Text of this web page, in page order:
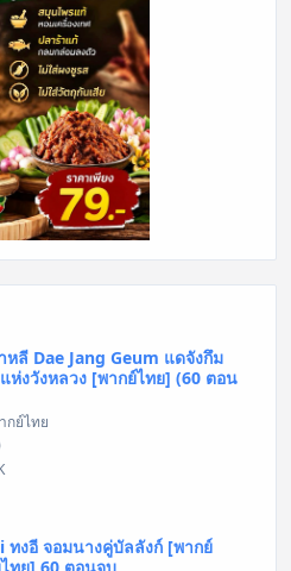
หลี Dae Jang Geum แดจังกึม
ห่งวังหลวง [พากย์ไทย] (60 ตอน
กย์ไทย
ทงอี จอมนางคู่บัลลังก์ [พากย์